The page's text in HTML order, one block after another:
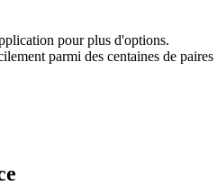
pour plus d'options.
parmi des centaines de paires